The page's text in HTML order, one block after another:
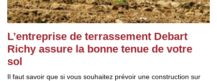
L’entreprise de terrassement Debart
Richy assure la bonne tenue de votre
sol
Il faut savoir que si vous souhaitez prévoir une construction sur